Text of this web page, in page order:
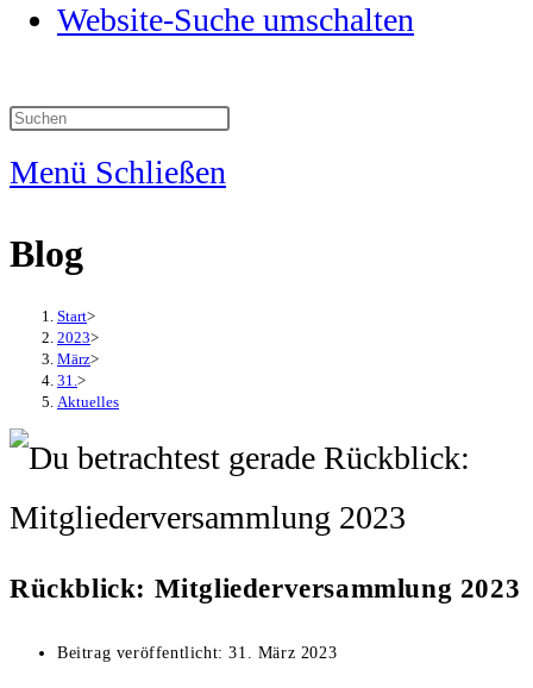
Website-Suche umschalten
Menü Schließen
Blog
Start>
2023>
März>
31. >
Aktuelles
Rückblick: Mitgliederversammlung 2023
Beitrag veröffentlicht: 31. März 2023